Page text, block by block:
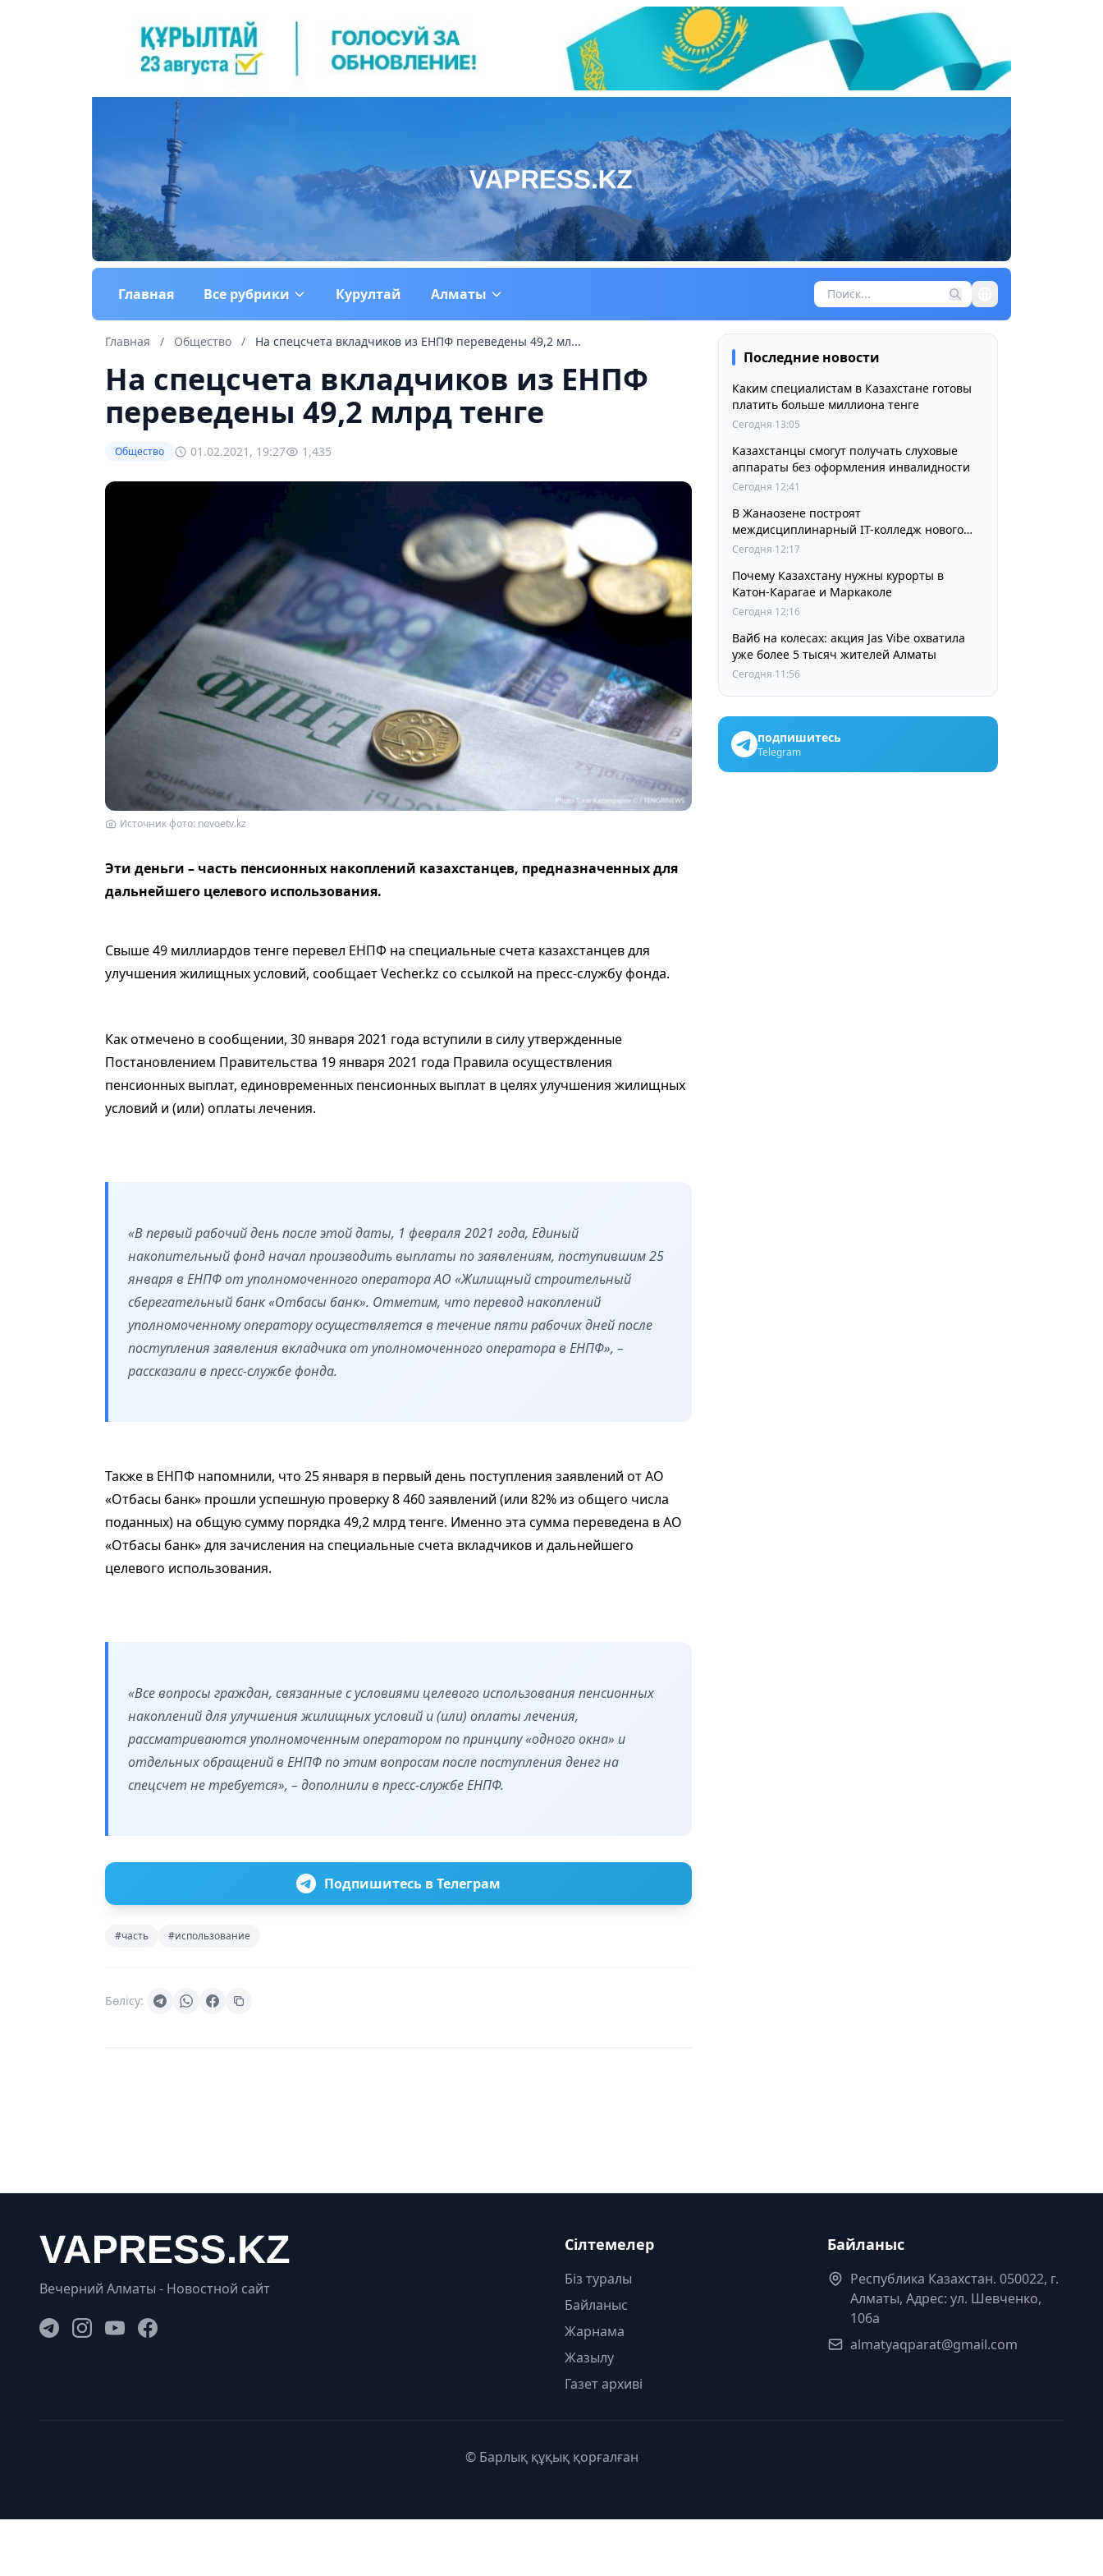
Главная Все рубрики Курултай Алматы
Главная / Общество / На спецсчета вкладчиков из ЕНПФ переведены 49,2 мл...
На спецсчета вкладчиков из ЕНПФ
переведены 49,2 млрд тенге
Общество 01.02.2021, 19:27 1,435
Источник фото: novoetv.kz
Эти деньги – часть пенсионных накоплений казахстанцев, предназначенных для
дальнейшего целевого использования.
Свыше 49 миллиардов тенге перевел ЕНПФ на специальные счета казахстанцев для
улучшения жилищных условий, сообщает Vecher.kz со ссылкой на пресс-службу фонда.
Как отмечено в сообщении, 30 января 2021 года вступили в силу утвержденные
Постановлением Правительства 19 января 2021 года Правила осуществления
пенсионных выплат, единовременных пенсионных выплат в целях улучшения жилищных
условий и (или) оплаты лечения.
«В первый рабочий день после этой даты, 1 февраля 2021 года, Единый
накопительный фонд начал производить выплаты по заявлениям, поступившим 25
января в ЕНПФ от уполномоченного оператора АО «Жилищный строительный
сберегательный банк «Отбасы банк». Отметим, что перевод накоплений
уполномоченному оператору осуществляется в течение пяти рабочих дней после
поступления заявления вкладчика от уполномоченного оператора в ЕНПФ», –
рассказали в пресс-службе фонда.
Также в ЕНПФ напомнили, что 25 января в первый день поступления заявлений от АО
«Отбасы банк» прошли успешную проверку 8 460 заявлений (или 82% из общего числа
поданных) на общую сумму порядка 49,2 млрд тенге. Именно эта сумма переведена в АО
«Отбасы банк» для зачисления на специальные счета вкладчиков и дальнейшего
целевого использования.
«Все вопросы граждан, связанные с условиями целевого использования пенсионных
накоплений для улучшения жилищных условий и (или) оплаты лечения,
рассматриваются уполномоченным оператором по принципу «одного окна» и
отдельных обращений в ЕНПФ по этим вопросам после поступления денег на
спецсчет не требуется», – дополнили в пресс-службе ЕНПФ.
Подпишитесь в Телеграм
#часть #использование
Бөлісу:
Последние новости
Каким специалистам в Казахстане готовы
платить больше миллиона тенге
Сегодня 13:05
Казахстанцы смогут получать слуховые
аппараты без оформления инвалидности
Сегодня 12:41
В Жанаозене построят
междисциплинарный IT-колледж нового
поколения
Сегодня 12:17
Почему Казахстану нужны курорты в
Катон-Карагае и Маркаколе
Сегодня 12:16
Вайб на колесах: акция Jas Vibe охватила
уже более 5 тысяч жителей Алматы
Сегодня 11:56
подпишитесь
Telegram
Вечерний Алматы - Новостной сайт
Сілтемелер
Біз туралы
Байланыс
Жарнама
Жазылу
Газет архиві
Байланыс
Республика Казахстан. 050022, г.
Алматы, Адрес: ул. Шевченко,
106а
almatyaqparat@gmail.com
© Барлық құқық қорғалған